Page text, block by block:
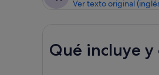
Ver texto original
Qué incluye y